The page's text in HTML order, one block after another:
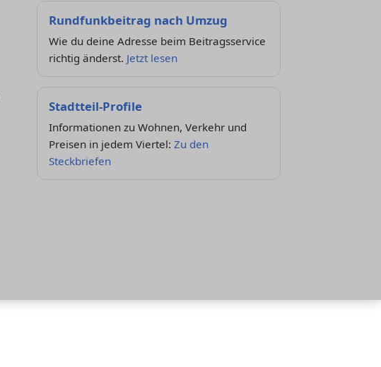
Rundfunkbeitrag nach Umzug
Wie du deine Adresse beim Beitragsservice
richtig änderst. Jetzt lesen
Stadtteil-Profile
Informationen zu Wohnen, Verkehr und
Preisen in jedem Viertel: Zu den
Steckbriefen